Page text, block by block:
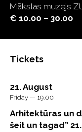
Mākslas muzejs
€ 10.00 – 30.00
Tickets
21. August
Friday — 19.00
Arhitektūras un
šeit un tagad”